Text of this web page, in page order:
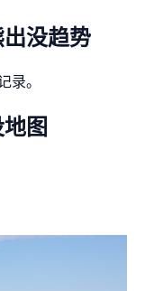
没趋势
。
图